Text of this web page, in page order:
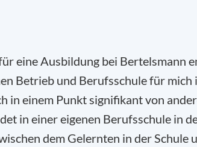
eine Ausbildung bei Bertelsmann
Betrieb und Berufsschule für
in einem Punkt signifikant von
in einer eigenen Berufsschule in
dem Gelernten in der Schule